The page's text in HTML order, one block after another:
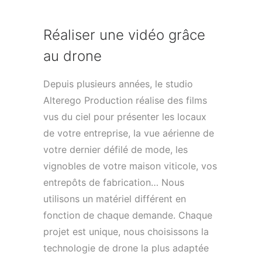
Réaliser une vidéo grâce
au drone
Depuis plusieurs années, le studio
Alterego Production réalise des films
vus du ciel pour présenter les locaux
de votre entreprise, la vue aérienne de
votre dernier défilé de mode, les
vignobles de votre maison viticole, vos
entrepôts de fabrication… Nous
utilisons un matériel différent en
fonction de chaque demande. Chaque
projet est unique, nous choisissons la
technologie de drone la plus adaptée